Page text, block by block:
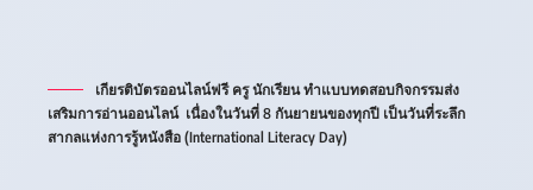
เกียรติบัตรออนไลน์ฟรี ครู นักเรียน ทำแบบทดสอบกิจกรรมส่ง
เสริมการอ่านออนไลน์ เนื่องในวันที่ 8 กันยายนของทุกปี เป็นวันที่ระลึก
สากลแห่งการรู้หนังสือ (International Literacy Day)